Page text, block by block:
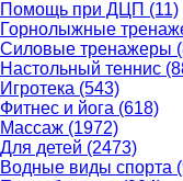
Помощь при ДЦП (11)
Горнолыжные
Силовые тренажеры
Настольный теннис
Игротека (543)
Фитнес и йога (618)
Массаж (1972)
Для детей (2473)
Водные виды спорта